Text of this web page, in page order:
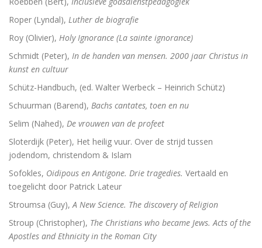
Roper (Lyndal), Luther de biografie
Roy (Olivier), Holy Ignorance (La sainte ignorance)
Schmidt (Peter), In de handen van mensen. 2000 jaar Christus in
kunst en cultuur
Schütz-Handbuch, (ed. Walter Werbeck – Heinrich Schütz)
Schuurman (Barend), Bachs cantates, toen en nu
Selim (Nahed), De vrouwen van de profeet
Sloterdijk (Peter), Het heilig vuur. Over de strijd tussen
jodendom, christendom & Islam
Sofokles, Oidipous en Antigone. Drie tragedies. Vertaald en
toegelicht door Patrick Lateur
Stroumsa (Guy),A New Science. The discovery of Religion
Stroup (Christopher), The Christians who became Jews. Acts of the
Apostles and Ethnicity in the Roman City